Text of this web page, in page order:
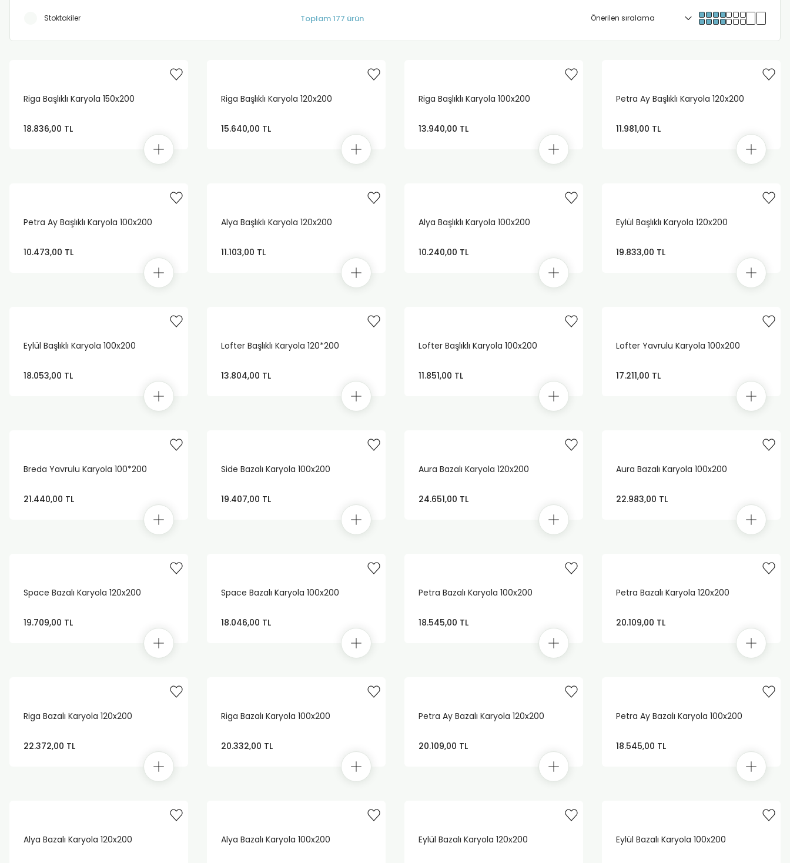
Stoktakiler Toplam 177 ürün
Riga Başlıklı Karyola 150x200
18.836,00 TL
Riga Başlıklı Karyola 120x200
15.640,00 TL
Riga Başlıklı Karyola 100x200
13.940,00 TL
Petra Ay Başlıklı Karyola 120x200
11.981,00 TL
Petra Ay Başlıklı Karyola 100x200
10.473,00 TL
Alya Başlıklı Karyola 120x200
11.103,00 TL
Alya Başlıklı Karyola 100x200
10.240,00 TL
Eylül Başlıklı Karyola 120x200
19.833,00 TL
Eylül Başlıklı Karyola 100x200
18.053,00 TL
Lofter Başlıklı Karyola 120*200
13.804,00 TL
Lofter Başlıklı Karyola 100x200
11.851,00 TL
Lofter Yavrulu Karyola 100x200
17.211,00 TL
Breda Yavrulu Karyola 100*200
21.440,00 TL
Side Bazalı Karyola 100x200
19.407,00 TL
Aura Bazalı Karyola 120x200
24.651,00 TL
Aura Bazalı Karyola 100x200
22.983,00 TL
Space Bazalı Karyola 120x200
19.709,00 TL
Space Bazalı Karyola 100x200
18.046,00 TL
Petra Bazalı Karyola 100x200
18.545,00 TL
Petra Bazalı Karyola 120x200
20.109,00 TL
Riga Bazalı Karyola 120x200
22.372,00 TL
Riga Bazalı Karyola 100x200
20.332,00 TL
Petra Ay Bazalı Karyola 120x200
20.109,00 TL
Petra Ay Bazalı Karyola 100x200
18.545,00 TL
Alya Bazalı Karyola 120x200 Alya Bazalı Karyola 100x200 Eylül Bazalı Karyola 120x200 Eylül Bazalı Karyola 100x200